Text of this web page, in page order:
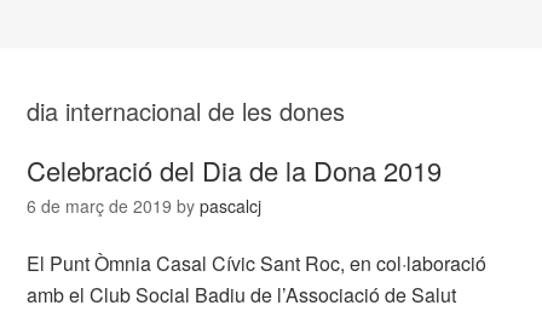
dia internacional de les dones
Celebració del Dia de la Dona 2019
6 de març de 2019 bypascalcj
El Punt Òmnia Casal Cívic Sant Roc, en col·laboració
amb el Club Social Badiu de l’Associació de Salut